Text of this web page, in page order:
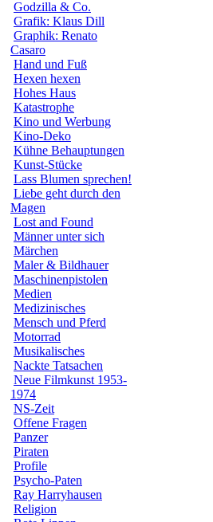
Godzilla & Co.
Grafik: Klaus Dill
Graphik: Renato
Casaro
Hand und Fuß
Hexen hexen
Hohes Haus
Katastrophe
Kino und Werbung
Kino-Deko
Kühne Behauptungen
Kunst-Stücke
Lass Blumen sprechen!
Liebe geht durch den
Magen
Lost and Found
Männer unter sich
Märchen
Maler & Bildhauer
Maschinenpistolen
Medien
Medizinisches
Mensch und Pferd
Motorrad
Musikalisches
Nackte Tatsachen
Neue Filmkunst 1953-
1974
NS-Zeit
Offene Fragen
Panzer
Piraten
Profile
Psycho-Paten
Ray Harryhausen
Religion